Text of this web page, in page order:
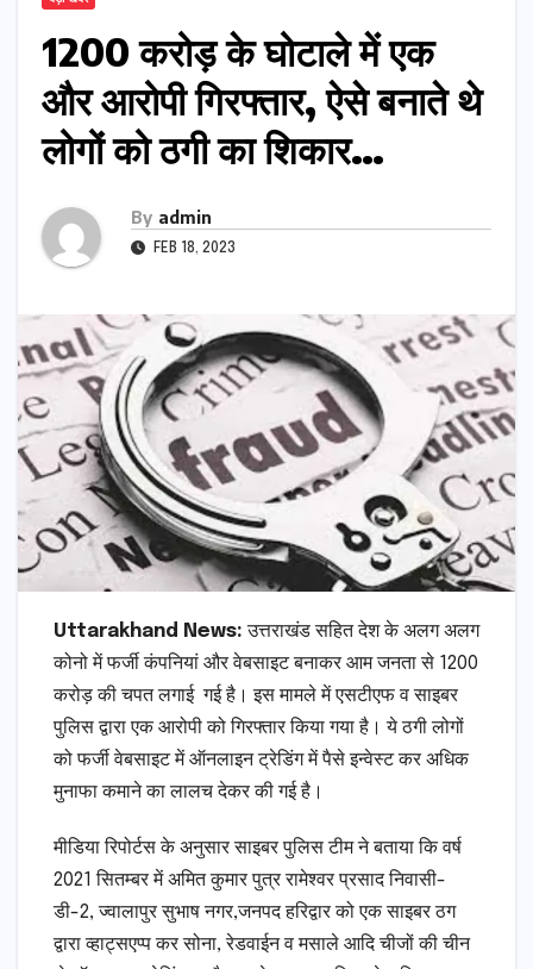
1200 करोड़ के घोटाले में एक
और आरोपी गिरफ्तार, ऐसे बनाते थे
लोगों को ठगी का शिकार…
By admin
FEB 18, 2023
Uttarakhand News: उत्तराखंड सहित देश के अलग अलग
कोनो में फर्जी कंपनियां और वेबसाइट बनाकर आम जनता से 1200
करोड़ की चपत लगाई गई है। इस मामले में एसटीएफ व साइबर
पुलिस द्वारा एक आरोपी को गिरफ्तार किया गया है। ये ठगी लोगों
को फर्जी वेबसाइट में ऑनलाइन ट्रेडिंग में पैसे इन्वेस्ट कर अधिक
मुनाफा कमाने का लालच देकर की गई है।
मीडिया रिपोर्टस के अनुसार साइबर पुलिस टीम ने बताया कि वर्ष
2021 सितम्बर में अमित कुमार पुत्र रामेश्वर प्रसाद निवासी-
डी-2, ज्वालापुर सुभाष नगर,जनपद हरिद्वार को एक साइबर ठग
द्वारा व्हाट्सएप्प कर सोना, रेडवाईन व मसाले आदि चीजों की चीन